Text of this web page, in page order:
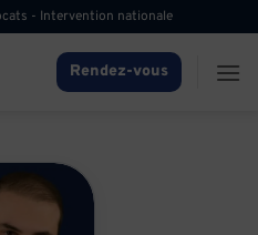
- Intervention nationale
Rendez-vous